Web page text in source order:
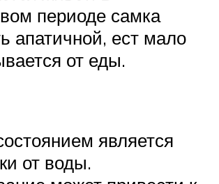
периоде самка
апатичной, ест мало
от еды.
является
от воды.